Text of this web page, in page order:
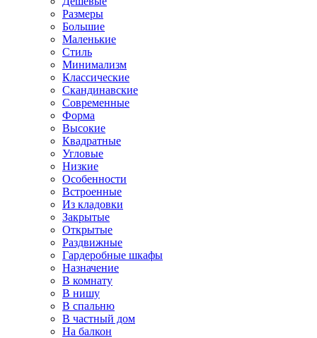
Размеры
Большие
Маленькие
Стиль
Минимализм
Классические
Скандинавские
Современные
Форма
Высокие
Квадратные
Угловые
Низкие
Особенности
Встроенные
Из кладовки
Закрытые
Открытые
Раздвижные
Гардеробные шкафы
Назначение
В комнату
В нишу
В спальню
В частный дом
На балкон